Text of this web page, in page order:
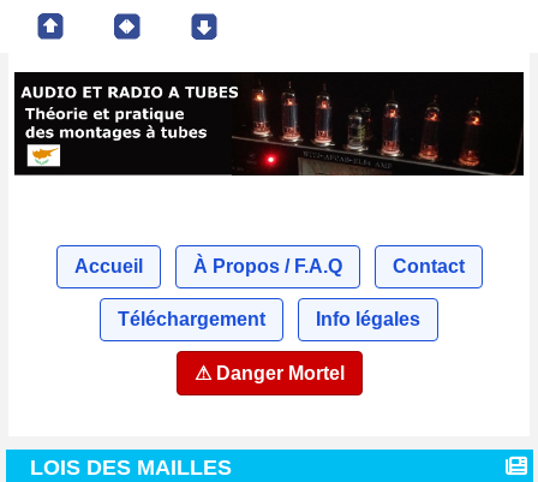
Accueil À Propos / F.A.Q Contact
Téléchargement Info légales
⚠ Danger Mortel
LOIS DES MAILLES